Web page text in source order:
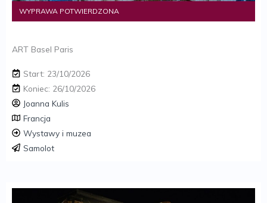
WYPRAWA POTWIERDZONA
ART Basel Paris
Start: 23/10/2026
Koniec: 26/10/2026
Joanna Kulis
Francja
Wystawy i muzea
Samolot